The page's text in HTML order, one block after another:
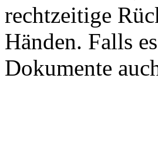
rechtzeitige
Händen. Falls
Dokumente